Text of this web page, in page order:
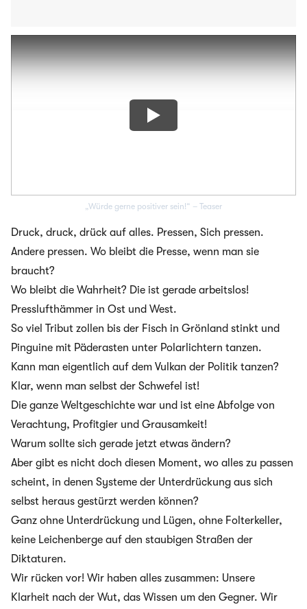
„Würde gerne positiver sein!“ – Teaser
Druck, druck, drück auf alles. Pressen, Sich pressen.
Andere pressen. Wo bleibt die Presse, wenn man sie
braucht?
Wo bleibt die Wahrheit? Die ist gerade arbeitslos!
Presslufthämmer in Ost und West.
So viel Tribut zollen bis der Fisch in Grönland stinkt und
Pinguine mit Päderasten unter Polarlichtern tanzen.
Kann man eigentlich auf dem Vulkan der Politik tanzen?
Klar, wenn man selbst der Schwefel ist!
Die ganze Weltgeschichte war und ist eine Abfolge von
Verachtung, Profitgier und Grausamkeit!
Warum sollte sich gerade jetzt etwas ändern?
Aber gibt es nicht doch diesen Moment, wo alles zu passen
scheint, in denen Systeme der Unterdrückung aus sich
selbst heraus gestürzt werden können?
Ganz ohne Unterdrückung und Lügen, ohne Folterkeller,
keine Leichenberge auf den staubigen Straßen der
Diktaturen.
Wir rücken vor! Wir haben alles zusammen: Unsere
Klarheit nach der Wut, das Wissen um den Gegner. Wir